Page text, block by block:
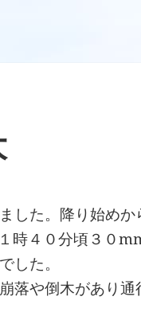
した。降り始めか
時４０分頃３０
した。
落や倒木があり通